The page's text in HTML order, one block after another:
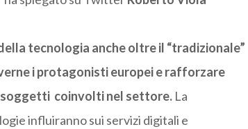
tecnologia anche oltre il “tradizionale”
i protagonisti europei e rafforzare
soggetti coinvolti nel settore.La
influiranno sui servizi digitali e